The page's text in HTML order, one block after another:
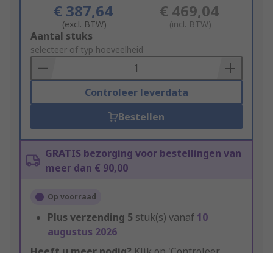
€ 387,64
(excl. BTW)
€ 469,04
(incl. BTW)
Add
to
Basket
Aantal stuks
selecteer of typ hoeveelheid
Controleer leverdata
Bestellen
GRATIS bezorging voor bestellingen van
meer dan € 90,00
Op voorraad
Plus verzending 5 stuk(s) vanaf 10
augustus 2026